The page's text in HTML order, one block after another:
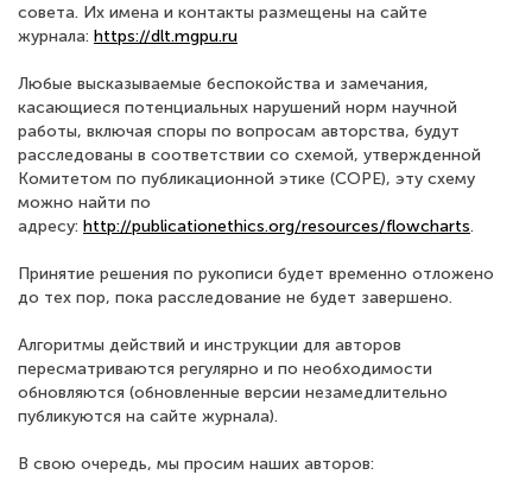
совета. Их имена и контакты размещены на сайте
журнала: https://dlt.mgpu.ru
Любые высказываемые беспокойства и замечания,
касающиеся потенциальных нарушений норм научной
работы, включая споры по вопросам авторства, будут
расследованы в соответствии со схемой, утвержденной
Комитетом по публикационной этике (COPE), эту схему
можно найти по
адресу: http://publicationethics.org/resources/flowcharts.
Принятие решения по рукописи будет временно отложено
до тех пор, пока расследование не будет завершено.
Алгоритмы действий и инструкции для авторов
пересматриваются регулярно и по необходимости
обновляются (обновленные версии незамедлительно
публикуются на сайте журнала).
В свою очередь, мы просим наших авторов: